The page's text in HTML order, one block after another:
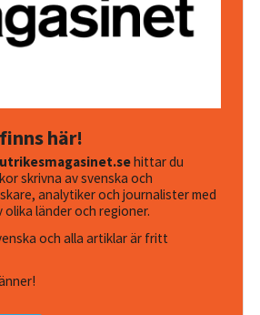
här!
utrikesmagasinet.sehittar du
skrivna av svenska och
analytiker och journalister med
länder och regioner.
och alla artiklar är fritt